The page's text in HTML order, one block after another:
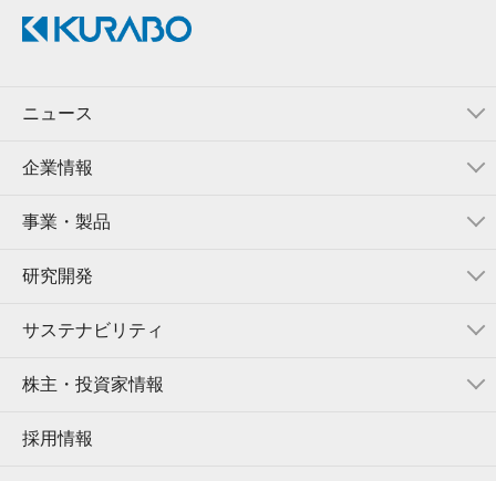
ニュース
企業情報
事業・製品
研究開発
株主・投資家情報
採用情報
サステナビリティ